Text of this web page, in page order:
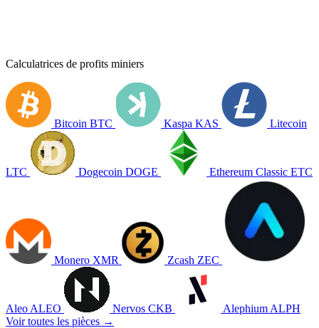
Calculatrices de profits miniers
Bitcoin BTC Kaspa KAS Litecoin
LTC Dogecoin DOGE Ethereum Classic ETC
Monero XMR Zcash ZEC
Aleo ALEO Nervos CKB Alephium ALPH
Voir toutes les pièces →